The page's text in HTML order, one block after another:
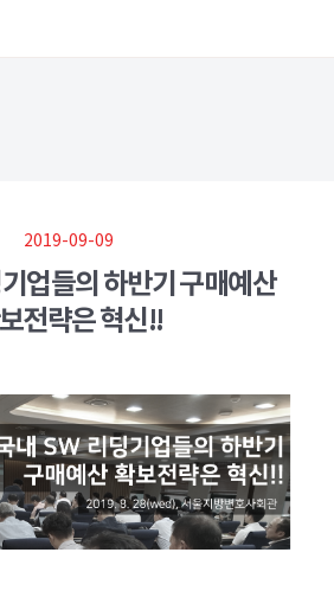
2019-09-09
업들의 하반기 구매예산
전략은 혁신!!